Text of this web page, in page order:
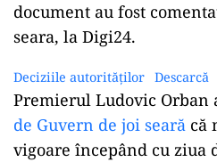
document au fost
seara, la Digi24.
Deciziile autorităților Descarcă
Premierul Ludovic Orban
de Guvern de joi seară că
vigoare începând cu ziua